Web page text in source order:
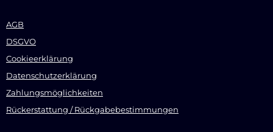
AGB
DSGVO
Cookieerklärung
Datenschutzerklärung
Zahlungsmöglichkeiten
Rückerstattung / Rückgabebestimmungen